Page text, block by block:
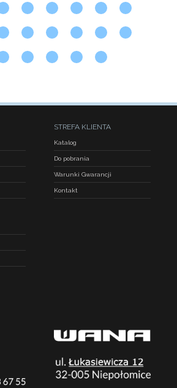
STREFA KLIENTA
Katalog
Do pobrania
Warunki Gwarancji
Kontakt